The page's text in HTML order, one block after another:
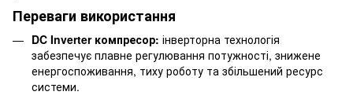
Переваги використання
DC Inverter компресор: інверторна технологія
забезпечує плавне регулювання потужності, знижене
енергоспоживання, тиху роботу та збільшений ресурс
системи.